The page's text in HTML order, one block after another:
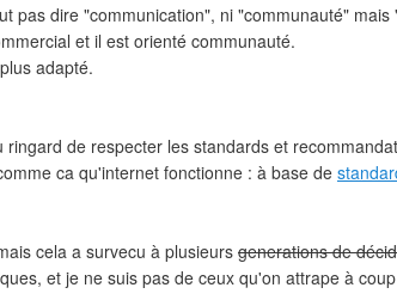
pas dire "communication", ni "communauté" mais
et il est orienté communauté.
adapté.
ringard de respecter les standards et
ca qu'internet fonctionne : à base de
cela a survecu à plusieursgenerations de
et je ne suis pas de ceux qu'on attrape à